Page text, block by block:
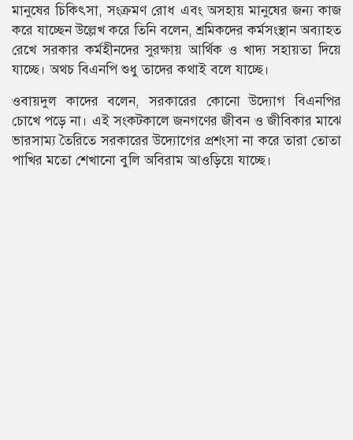
মানুষের চিকিৎসা, সংক্রমণ রোধ এবং অসহায় মানুষের জন্য কাজ
করে যাচ্ছেন উল্লেখ করে তিনি বলেন, শ্রমিকদের কর্মসংস্থান অব্যাহত
রেখে সরকার কর্মহীনদের সুরক্ষায় আর্থিক ও খাদ্য সহায়তা দিয়ে
যাচ্ছে। অথচ বিএনপি শুধু তাদের কথাই বলে যাচ্ছে।
ওবায়দুল কাদের বলেন, সরকারের কোনো উদ্যোগ বিএনপির
চোখে পড়ে না। এই সংকটকালে জনগণের জীবন ও জীবিকার মাঝে
ভারসাম্য তৈরিতে সরকারের উদ্যোগের প্রশংসা না করে তারা তোতা
পাখির মতো শেখানো বুলি অবিরাম আওড়িয়ে যাচ্ছে।